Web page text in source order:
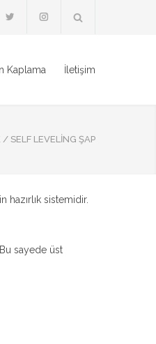
Kaplama İletişim
/ SELF LEVELING ŞAP
sistemidir.
sayede üst